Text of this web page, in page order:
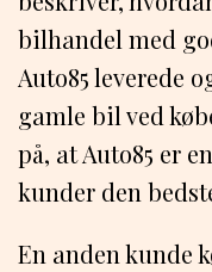
bilhandel med
Auto85 leverede
gamle bil ved
på, at Auto85 er
kunder den
En anden kunde